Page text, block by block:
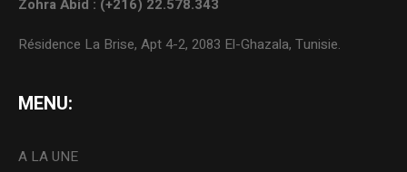
Zohra Abid : (+216) 22.578.343
Résidence La Brise, Apt 4-2, 2083 El-Ghazala, Tunisie.
MENU:
A LA UNE